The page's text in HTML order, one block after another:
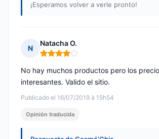
¡Esperamos volver a verle pronto!
N
Natacha O.
Nota: 4 de 5
Publicado el 16/07/2019 à 15h54
No hay muchos productos pero los
interesantes. Valido el sitio.
Opinión traducida